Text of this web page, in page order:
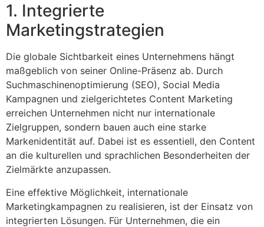
1. Integrierte
Marketingstrategien
Die globale Sichtbarkeit eines Unternehmens hängt
maßgeblich von seiner Online-Präsenz ab. Durch
Suchmaschinenoptimierung (SEO), Social Media
Kampagnen und zielgerichtetes Content Marketing
erreichen Unternehmen nicht nur internationale
Zielgruppen, sondern bauen auch eine starke
Markenidentität auf. Dabei ist es essentiell, den Content
an die kulturellen und sprachlichen Besonderheiten der
Zielmärkte anzupassen.
Eine effektive Möglichkeit, internationale
Marketingkampagnen zu realisieren, ist der Einsatz von
integrierten Lösungen. Für Unternehmen, die ein